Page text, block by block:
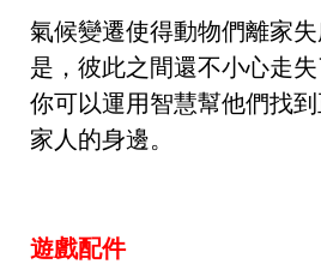
氣候變遷使得動物們離家
是，彼此之間還不小心走失
你可以運用智慧幫他們找
家人的身邊。
遊戲配件